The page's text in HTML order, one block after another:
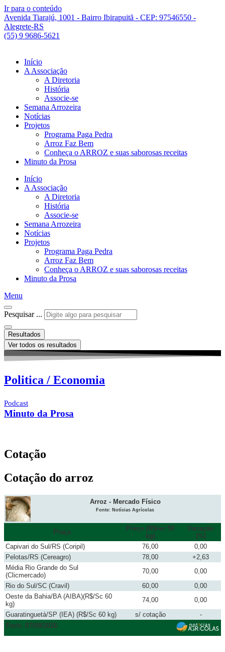
Ir para o conteúdo
Avenida Tiarajú, 1001 - Bairro Ibirapuitã - CEP: 97546550 -
Alegrete-RS
(55) 9 9686-5621
Início
A Associação
A Diretoria
História
Associe-se
Semana Arrozeira
Notícias
Projetos
Programa Paga Pedra
Arroz Faz Bem
Conheça o ARROZ e suas saborosas receitas
Minuto da Prosa
Início
A Associação
A Diretoria
História
Associe-se
Semana Arrozeira
Notícias
Projetos
Programa Paga Pedra
Arroz Faz Bem
Conheça o ARROZ e suas saborosas receitas
Minuto da Prosa
Menu
Pesquisar ...
Resultados
Ver todos os resultados
Politica / Economia
Podcast
Minuto da Prosa
Cotação
Cotação do arroz
Arroz - Mercado Físico
Fonte: Notícias Agrícolas
Praça
Preço (R$/sc 50
kg)
Variação
(%)
Capivari do Sul/RS (Coripil)
76,00
0,00
Pelotas/RS (Cereagro)
78,00
+2,63
Média Rio Grande do Sul
(Clicmercado)
70,00
0,00
Rio do Sul/SC (Cravil)
60,00
0,00
Oeste da Bahia/BA (AIBA)(R$/Sc 60
kg)
74,00
0,00
Guaratinguetá/SP (IEA) (R$/Sc 60 kg)
s/ cotação
-
Fech. 07/08/2026